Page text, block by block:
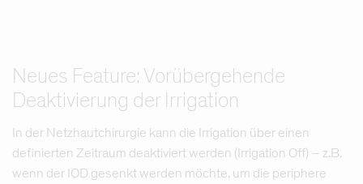
Neues Feature: Vorübergehende
Deaktivierung der Irrigation
In der Netzhautchirurgie kann die Irrigation über einen
definierten Zeitraum deaktiviert werden (Irrigation Off) – z.B.
wenn der IOD gesenkt werden möchte, um die periphere